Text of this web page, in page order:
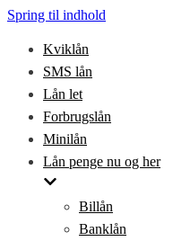
Spring til indhold
Kviklån
SMS lån
Lån let
Forbrugslån
Minilån
Lån penge nu og her
Billån
Banklån